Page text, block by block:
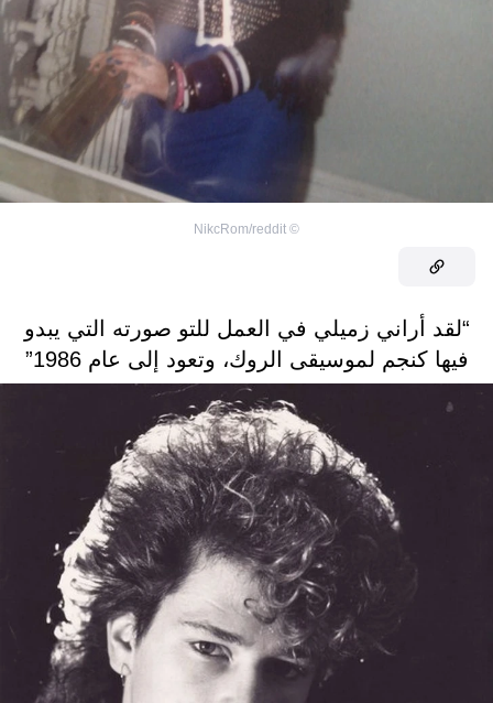
©
NikcRom/reddit
“لقد أراني زميلي في العمل للتو صورته التي يبدو
فيها كنجم لموسيقى الروك، وتعود إلى عام 1986”